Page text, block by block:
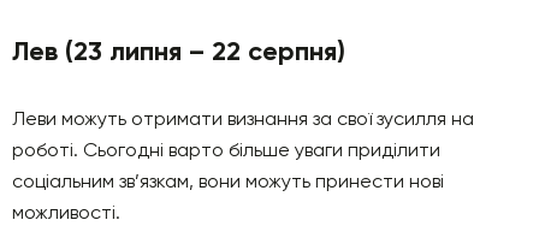
Лев (23 липня – 22 серпня)
Леви можуть отримати визнання за свої зусилля на
роботі. Сьогодні варто більше уваги приділити
соціальним зв’язкам, вони можуть принести нові
можливості.